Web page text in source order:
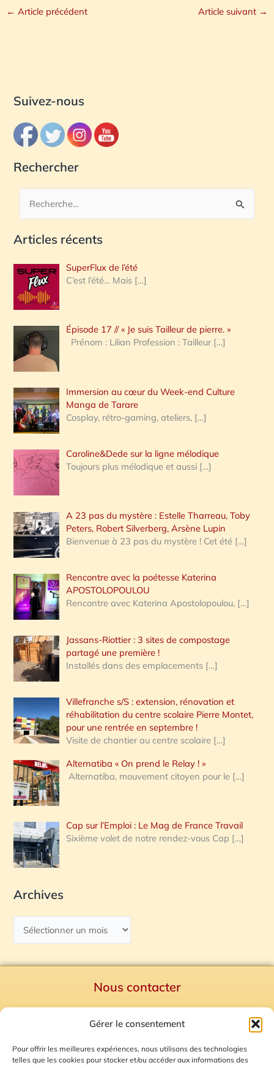
Gérer le consentement
Pour offrir les meilleures expériences, nous utilisons des technologies
telles que les cookies pour stocker et/ou accéder aux informations des
← Article précédent Article suivant →
Suivez-nous
Rechercher
c
e
r
c
h
e
:
Articles récents
SuperFlux de l’été
C’est l’été… Mais […]
Épisode 17 // « Je suis Tailleur de pierre. »
Prénom : Lilian Profession : Tailleur […]
Immersion au cœur du Week-end Culture
Manga de Tarare
Cosplay, rétro-gaming, ateliers, […]
Caroline&Dede sur la ligne mélodique
Toujours plus mélodique et aussi […]
A 23 pas du mystère : Estelle Tharreau, Toby
Peters, Robert Silverberg, Arsène Lupin
Bienvenue à 23 pas du mystère ! Cet été […]
Rencontre avec la poétesse Katerina
APOSTOLOPOULOU
Rencontre avec Katerina Apostolopoulou, […]
Jassans-Riottier : 3 sites de compostage
partagé une première !
Installés dans des emplacements […]
Villefranche s/S : extension, rénovation et
réhabilitation du centre scolaire Pierre Montet,
pour une rentrée en septembre !
Visite de chantier au centre scolaire […]
Alternatiba « On prend le Relay ! »
Alternatiba, mouvement citoyen pour le […]
Cap sur l’Emploi : Le Mag de France Travail
Sixième volet de notre rendez-vous Cap […]
Archives
Nous contacter
Mentions Légales
Plan du site